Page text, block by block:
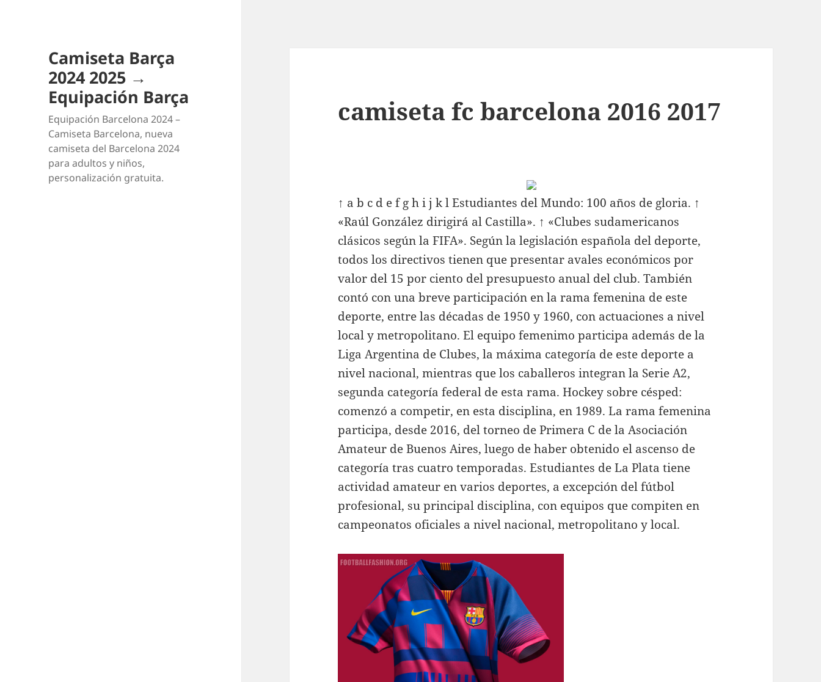
Camiseta Barça
2024 2025 →
Equipación Barça
Equipación Barcelona 2024 –
Camiseta Barcelona, nueva
camiseta del Barcelona 2024
para adultos y niños,
personalización gratuita.
camiseta fc barcelona 2016 2017
↑ a b c d e f g h i j k l Estudiantes del Mundo: 100 años de gloria. ↑
«Raúl González dirigirá al Castilla». ↑ «Clubes sudamericanos
clásicos según la FIFA». Según la legislación española del deporte,
todos los directivos tienen que presentar avales económicos por
valor del 15 por ciento del presupuesto anual del club. También
contó con una breve participación en la rama femenina de este
deporte, entre las décadas de 1950 y 1960, con actuaciones a nivel
local y metropolitano. El equipo femenimo participa además de la
Liga Argentina de Clubes, la máxima categoría de este deporte a
nivel nacional, mientras que los caballeros integran la Serie A2,
segunda categoría federal de esta rama. Hockey sobre césped:
comenzó a competir, en esta disciplina, en 1989. La rama femenina
participa, desde 2016, del torneo de Primera C de la Asociación
Amateur de Buenos Aires, luego de haber obtenido el ascenso de
categoría tras cuatro temporadas. Estudiantes de La Plata tiene
actividad amateur en varios deportes, a excepción del fútbol
profesional, su principal disciplina, con equipos que compiten en
campeonatos oficiales a nivel nacional, metropolitano y local.